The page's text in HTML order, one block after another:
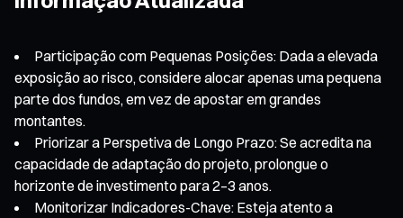
Participação com Pequenas Posições: Dada a elevada
exposição ao risco, considere alocar apenas uma pequena
parte dos fundos, em vez de apostar em grandes
montantes.
Priorizar a Perspetiva de Longo Prazo: Se acredita na
capacidade de adaptação do projeto, prolongue o
horizonte de investimento para 2–3 anos.
Monitorizar Indicadores-Chave: Esteja atento a